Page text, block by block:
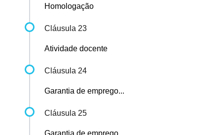
Homologação
Cláusula 23
Atividade docente
Cláusula 24
Garantia de emprego...
Cláusula 25